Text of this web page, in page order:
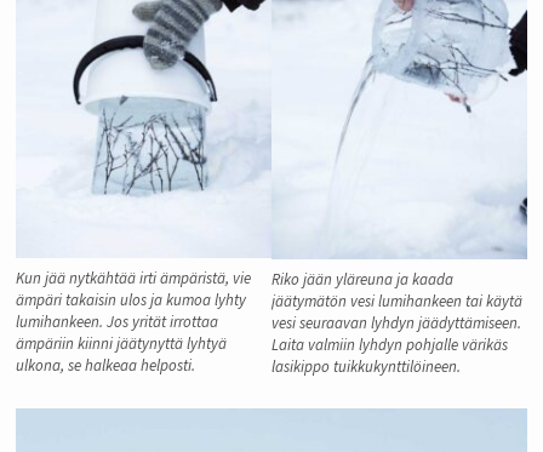
Kun jää nytkähtää irti ämpäristä, vie
ämpäri takaisin ulos ja kumoa lyhty
lumihankeen. Jos yrität irrottaa
ämpäriin kiinni jäätynyttä lyhtyä
ulkona, se halkeaa helposti.
Riko jään yläreuna ja kaada
jäätymätön vesi lumihankeen tai käytä
vesi seuraavan lyhdyn jäädyttämiseen.
Laita valmiin lyhdyn pohjalle värikäs
lasikippo tuikkukynttilöineen.